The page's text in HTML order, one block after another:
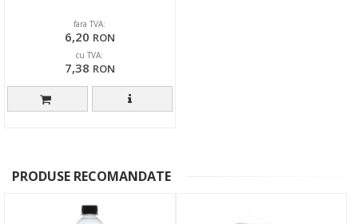
fara TVA:
6,20 RON
cu TVA:
7,38 RON
PRODUSE RECOMANDATE